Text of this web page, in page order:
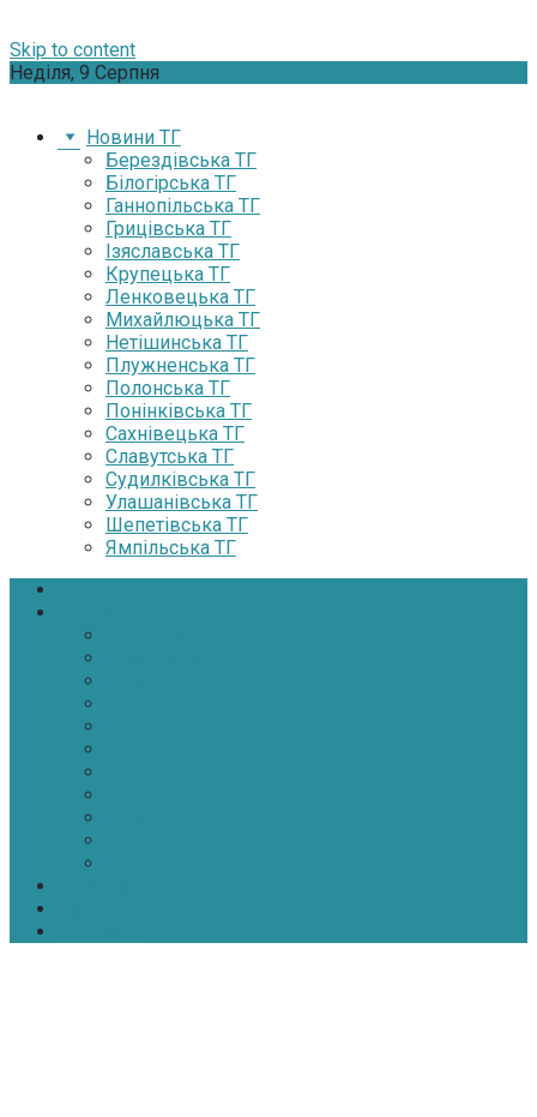
Skip to content
Неділя, 9 Серпня
Новини ТГ
Берездівська ТГ
Білогірська ТГ
Ганнопільська ТГ
Грицівська ТГ
Ізяславська ТГ
Крупецька ТГ
Ленковецька ТГ
Михайлюцька ТГ
Нетішинська ТГ
Плужненська ТГ
Полонська ТГ
Понінківська ТГ
Сахнівецька ТГ
Славутська ТГ
Судилківська ТГ
Улашанівська ТГ
Шепетівська ТГ
Ямпільська ТГ